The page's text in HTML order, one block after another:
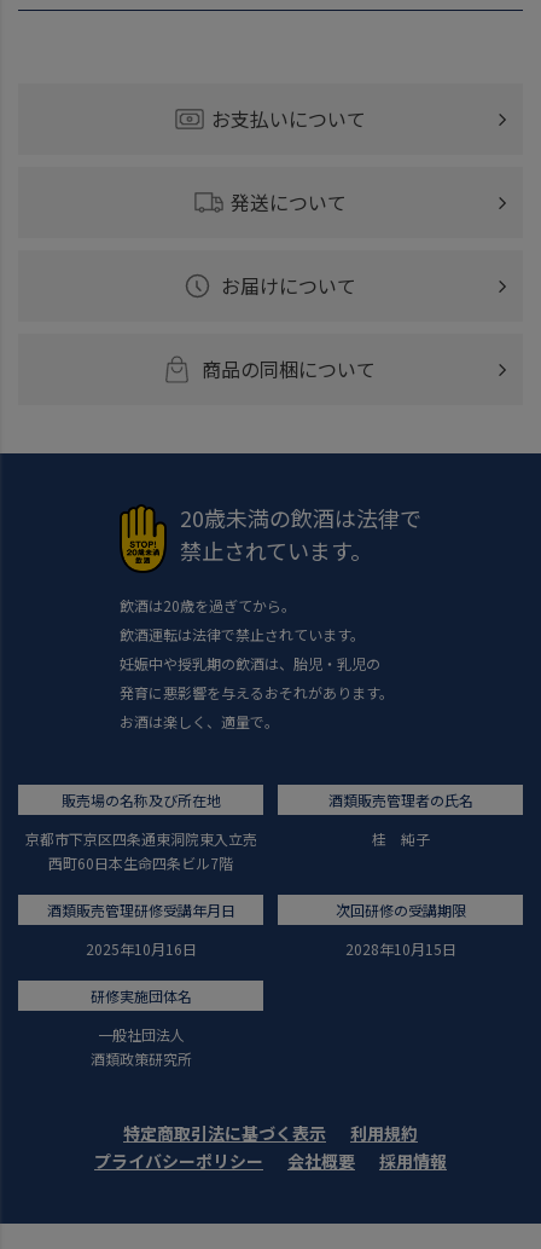
お支払いについて
発送について
お届けについて
商品の同梱について
20歳未満の飲酒は法律で
禁止されています。
飲酒は20歳を過ぎてから。
飲酒運転は法律で禁止されています。
妊娠中や授乳期の飲酒は、胎児・乳児の
発育に悪影響を与えるおそれがあります。
お酒は楽しく、適量で。
販売場の名称及び所在地
京都市下京区四条通東洞院東入立売
西町60日本生命四条ビル7階
酒類販売管理者の氏名
桂 純子
酒類販売管理研修受講年月日
2025年10月16日
次回研修の受講期限
2028年10月15日
研修実施団体名
一般社団法人
酒類政策研究所
特定商取引法に基づく表示
利用規約
プライバシーポリシー
会社概要 採用情報